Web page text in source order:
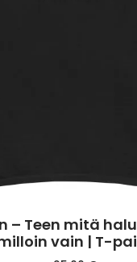
– Teen mitä
vain | T-